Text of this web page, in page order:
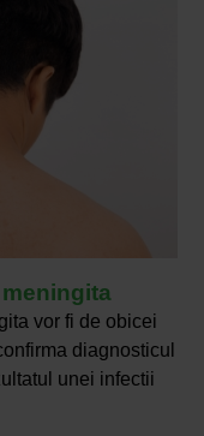
vor fi de obicei
diagnosticul
unei infectii